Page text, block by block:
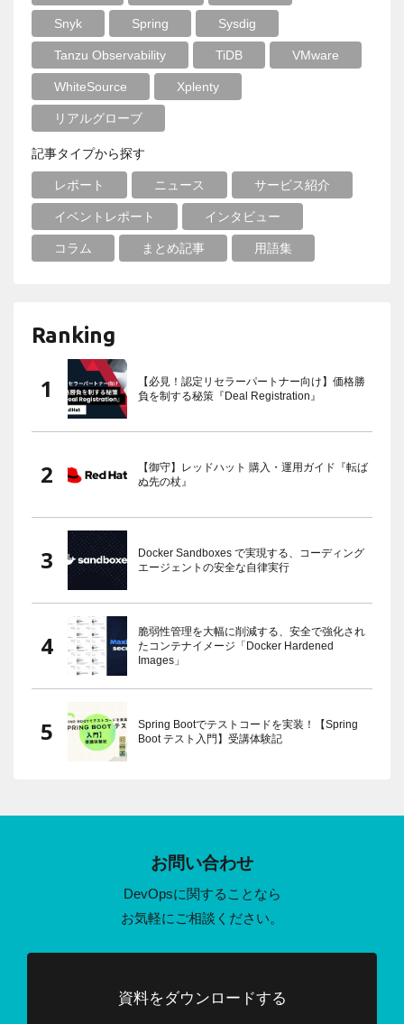
Snyk Spring Sysdig
Tanzu Observability TiDB VMware
WhiteSource Xplenty
リアルグローブ
記事タイプから探す
レポート ニュース サービス紹介
イベントレポート インタビュー
コラム まとめ記事 用語集
Ranking
【必見！認定リセラーパートナー向け】価格勝
負を制する秘策『Deal Registration』
【御守】レッドハット 購入・運用ガイド『転ば
ぬ先の杖』
Docker Sandboxes で実現する、コーディング
エージェントの安全な自律実行
脆弱性管理を大幅に削減する、安全で強化され
たコンテナイメージ「Docker Hardened
Images」
Spring Bootでテストコードを実装！【Spring
Boot テスト入門】受講体験記
お問い合わせ
DevOpsに関することなら
お気軽にご相談ください。
資料をダウンロードする